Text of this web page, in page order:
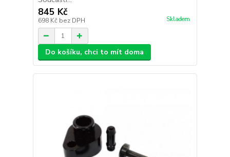
845 Kč
698 Kč bez DPH Skladem
Do košíku, chci to mít doma